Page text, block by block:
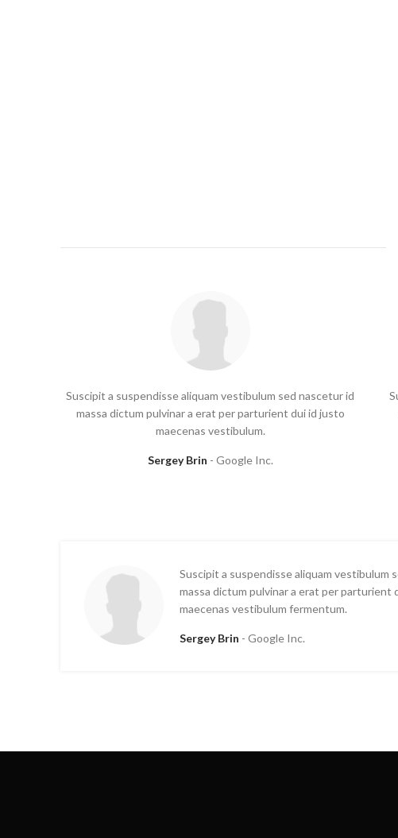
Suscipit a suspendisse aliquam vestibulum sed nascetur id
massa dictum pulvinar a erat per parturient dui id justo
maecenas vestibulum.
Sarah Connor Google Inc.
Suscipit a suspendisse aliquam vestibulum
massa dictum pulvinar a erat per parturient
maecenas vestibulum fermentum.
Sarah Connor Google Inc.